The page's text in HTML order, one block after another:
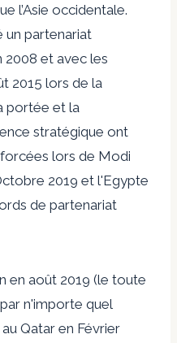
l’Asie occidentale.
un partenariat
2008 et avec les
2015 lors de la
portée et la
stratégique ont
lors de Modi
2019 et l'Egypte
de partenariat
en août 2019 (le toute
n'importe quel
Qatar en Février